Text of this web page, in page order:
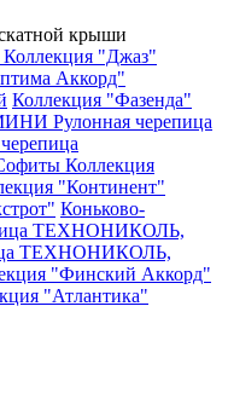
крыши
Коллекция "Джаз"
Аккорд"
Коллекция "Фазенда"
Рулонная черепица
Коллекция
"Континент"
Коньково-
ТЕХНОНИКОЛЬ,
ТЕХНОНИКОЛЬ,
"Финский Аккорд"
"Атлантика"